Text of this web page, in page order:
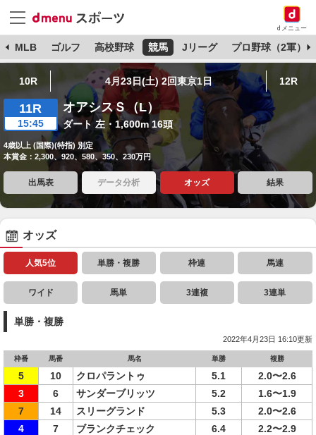
dメニュー
MLB ゴルフ 高校野球 競馬 Jリーグ プロ野球（2軍）
10R 4月23日(土) 2回東京1日 12R
11R
15:45
オアシスＳ（L）
ダート 左・1,600m 16頭
4歳以上 (国際)(特指) 別定
本賞金：2,300、920、580、350、230万円
出馬表 データ分析 オッズ 結果
オッズ
人気5位 単勝・複勝 枠連 馬連
ワイド 馬単 3連複 3連単
単勝・複勝
2022年4月23日 16:10更新
枠番 馬番 馬名 単勝 複勝
5 10 クロパラントゥ 5.1
2.0〜2.6
3
6 サンダーブリッツ 5.2
1.6〜1.9
7
14 スリーグランド 5.3
2.0〜2.6
4
7 ブランクチェック 6.4
2.2〜2.9